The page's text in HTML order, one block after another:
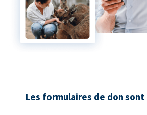
Les formulaires de don